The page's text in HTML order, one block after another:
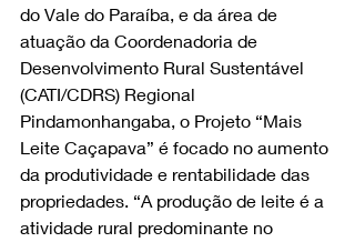
do Vale do Paraíba, e da área de
atuação da Coordenadoria de
Desenvolvimento Rural Sustentável
(CATI/CDRS) Regional
Pindamonhangaba, o Projeto “Mais
Leite Caçapava” é focado no aumento
da produtividade e rentabilidade das
propriedades. “A produção de leite é a
atividade rural predominante no